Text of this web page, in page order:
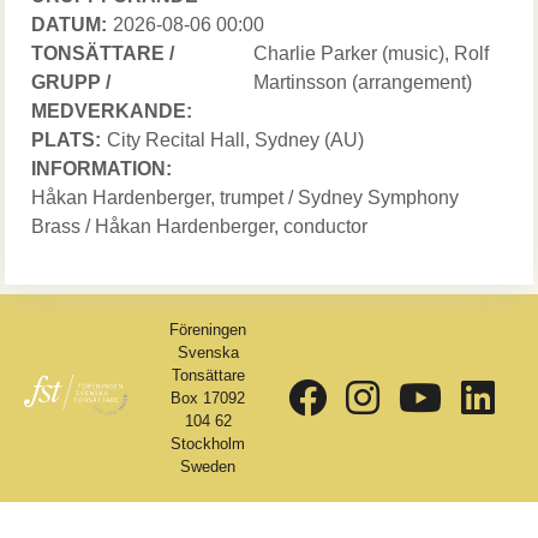
DATUM: Datum
2026-08-06 00:00
TONSÄTTARE /
GRUPP /
MEDVERKANDE:
Tonsättare
/
/
Charlie Parker (music), Rolf
Martinsson (arrangement)
PLATS: City Recital Hall , Sydney (AU)
INFORMATION:
Håkan Hardenberger, trumpet / Sydney Symphony
Brass / Håkan Hardenberger, conductor
Föreningen
Svenska
Tonsättare
Box 17092
104 62
Stockholm
Sweden